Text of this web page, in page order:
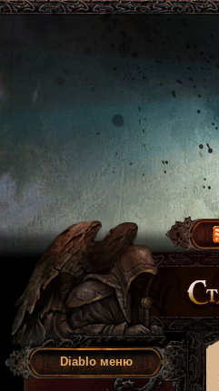
Diablo меню